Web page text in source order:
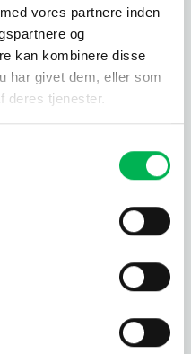
vores partnere inden
og
kan kombinere disse
har givet dem, eller som
deres tjenester.
bruges til at bekæmpe
pelsklannere. Spray
holder til. Vær dog
da noget insektspray
købe rødcedertræblokke
Et godt alternativ til
Duften gør at hverken
er således kun
bruges til at hold
kan forårsage